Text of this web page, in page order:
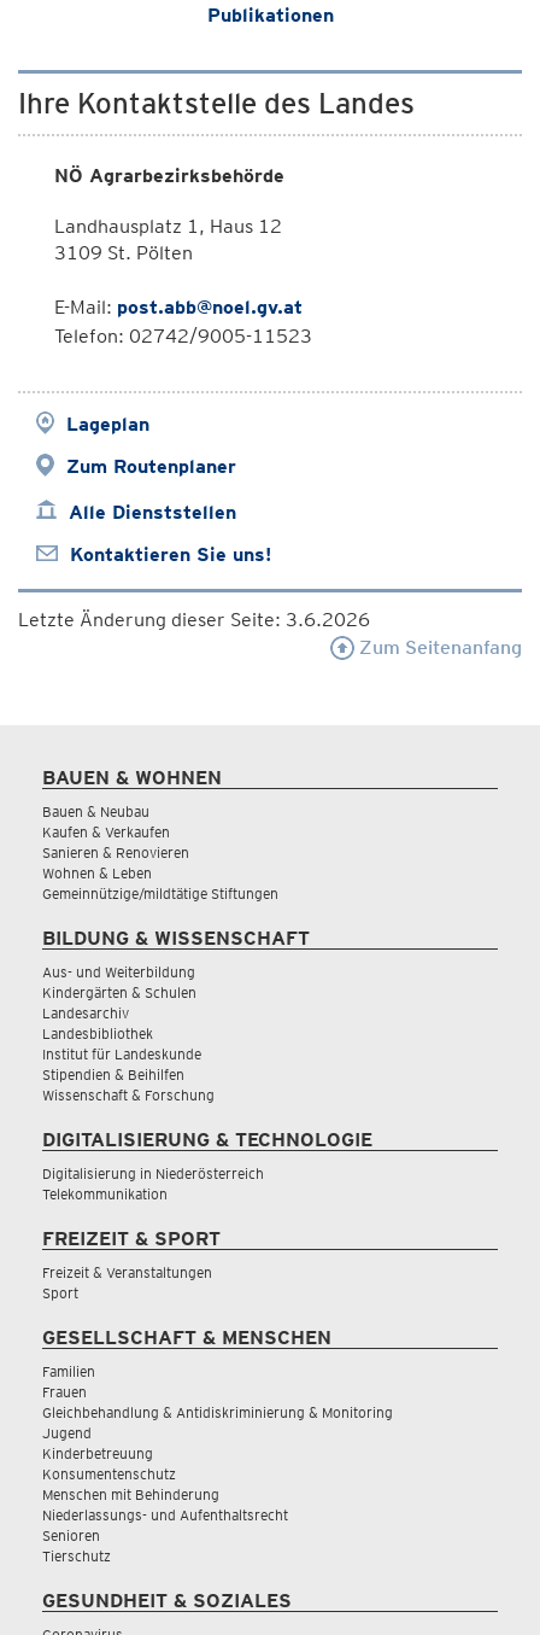
Publikationen
Ihre Kontaktstelle des Landes
NÖ Agrarbezirksbehörde
Landhausplatz 1, Haus 12
3109 St. Pölten
E-Mail: post.abb@noel.gv.at
Telefon: 02742/9005-11523
Lageplan
Zum Routenplaner
Alle Dienststellen
Kontaktieren Sie uns!
Letzte Änderung dieser Seite: 3.6.2026
Zum Seitenanfang
BAUEN & WOHNEN
Bauen & Neubau
Kaufen & Verkaufen
Sanieren & Renovieren
Wohnen & Leben
Gemeinnützige/mildtätige Stiftungen
BILDUNG & WISSENSCHAFT
Aus- und Weiterbildung
Kindergärten & Schulen
Landesarchiv
Landesbibliothek
Institut für Landeskunde
Stipendien & Beihilfen
Wissenschaft & Forschung
DIGITALISIERUNG & TECHNOLOGIE
Digitalisierung in Niederösterreich
Telekommunikation
FREIZEIT & SPORT
Freizeit & Veranstaltungen
Sport
GESELLSCHAFT & MENSCHEN
Familien
Frauen
Gleichbehandlung & Antidiskriminierung & Monitoring
Jugend
Kinderbetreuung
Konsumentenschutz
Menschen mit Behinderung
Niederlassungs- und Aufenthaltsrecht
Senioren
Tierschutz
GESUNDHEIT & SOZIALES